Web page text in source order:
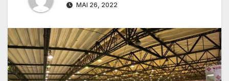
MAI 26, 2022